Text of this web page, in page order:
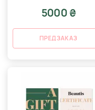
5000 ₴
ПРЕДЗАКАЗ